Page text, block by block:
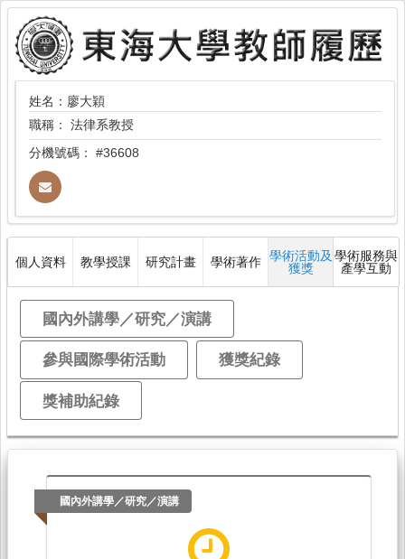
姓名：廖大穎
職稱： 法律系教授
分機號碼： #36608
個人資料 教學授課 研究計畫 學術著作 學術活動及
獲獎
學術服務與
產學互動
國內外講學／研究／演講
參與國際學術活動 獲獎紀錄
獎補助紀錄
國內外講學／研究／演講